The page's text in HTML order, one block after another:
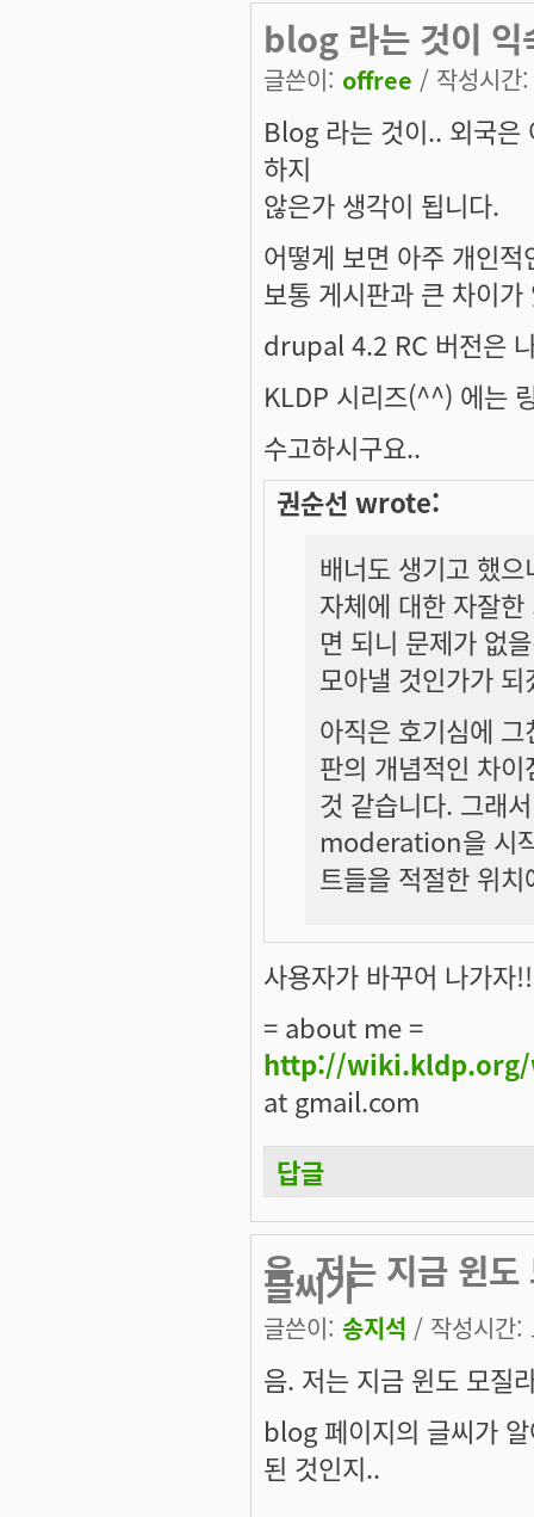
blog 라는 것이 익
글쓴이: offree / 작성시
Blog 라는 것이.. 외국은
하지
않은가 생각이 됩니다.
어떻게 보면 아주 개인
보통 게시판과 큰 차이
drupal 4.2 RC 버전은
KLDP 시리즈(^^) 에는
수고하시구요..
권순선 wrote:
배너도 생기고 했
자체에 대한 자잘
면 되니 문제가 없
모아낼 것인가가 되
아직은 호기심에
판의 개념적인 차
것 같습니다. 그래
moderation을 시
트들을 적절한 위
사용자가 바꾸어 나가자!!
= about me =
http://
at gmail.com
답글
음. 저는 지금 윈
글씨가
글쓴이: 송지석 / 작성시간
음. 저는 지금 윈도 모질
blog 페이지의 글씨가
된 것인지..